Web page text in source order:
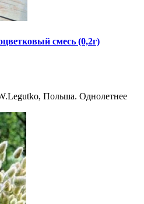
смесь (0,2г)
Польша. Однолетнее